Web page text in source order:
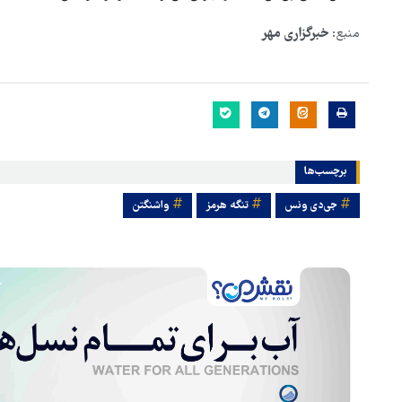
منبع: خبرگزاری مهر
برچسب‌ها
جی‌دی ونس تنگه هرمز واشنگتن